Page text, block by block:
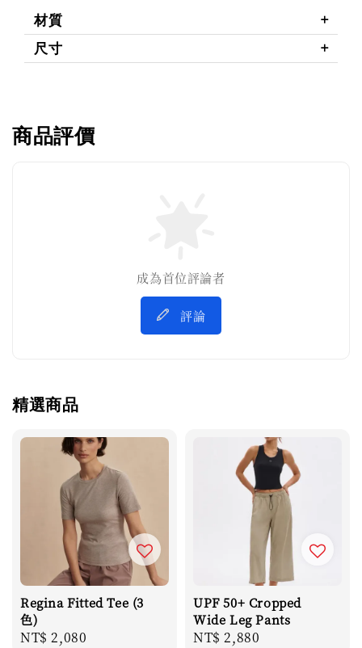
材質
尺寸
商品評價
成為首位評論者
評論
精選商品
Regina Fitted Tee (3
色)
Regular
NT$ 2,080
UPF 50+ Cropped
Wide Leg Pants
Regular
NT$ 2,880